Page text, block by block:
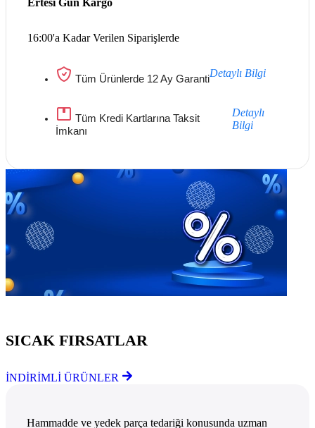
16:00'a Kadar Verilen Siparişlerde
Ertesi Gün Kargo
Tüm Ürünlerde 12 Ay GarantiDetaylı Bilgi
Tüm Kredi Kartlarına Taksit
İmkanı
Detaylı
Bilgi
SICAK FIRSATLAR
İNDİRİMLİ ÜRÜNLER
Hammadde ve yedek parça tedariği konusunda uzman